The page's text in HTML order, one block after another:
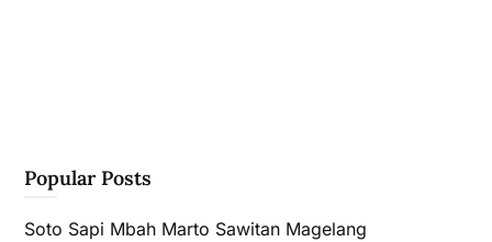
Popular Posts
Soto Sapi Mbah Marto Sawitan Magelang